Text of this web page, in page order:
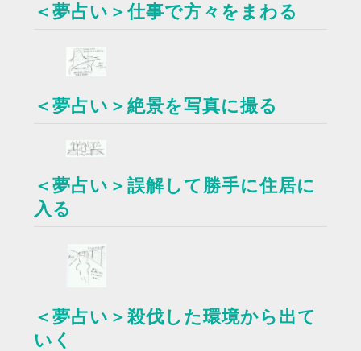
＜夢占い＞仕事で方々をまわる
＜夢占い＞絶景を写真に撮る
＜夢占い＞誤解して勝手に住居に
入る
＜夢占い＞殺伐した環境から出て
いく